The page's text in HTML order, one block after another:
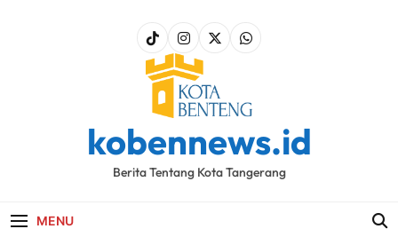
kobennews.id
Berita Tentang Kota Tangerang
MENU